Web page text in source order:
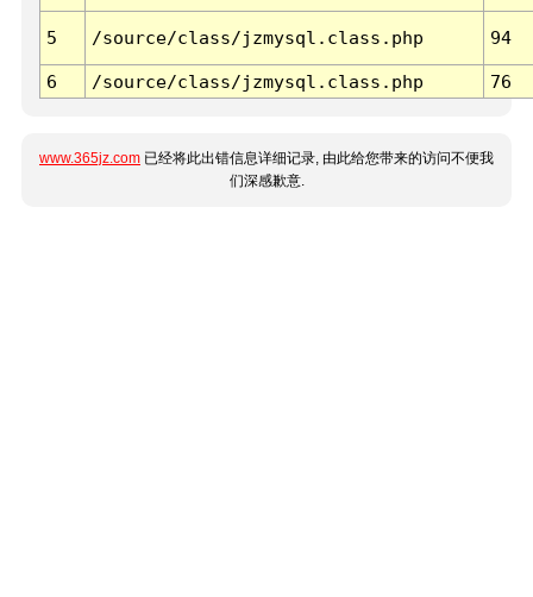
5 /source/class/jzmysql.class.php 94
6 /source/class/jzmysql.class.php 76
www.365jz.com 已经将此出错信息详细记录, 由此给您带来的访问不便我
们深感歉意.